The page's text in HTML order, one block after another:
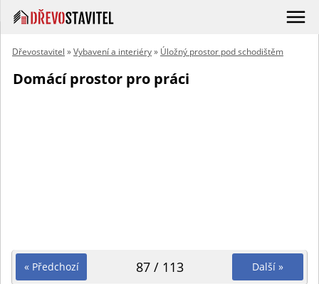
Dřevostavitel »Vybavení a interiéry» Úložný prostor pod schodištěm
Domácí prostor pro práci
« Předchozí Další »
87 / 113